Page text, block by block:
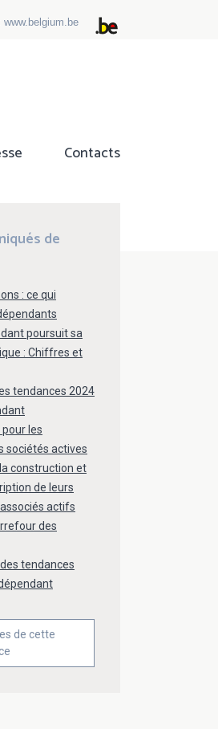
www.belgium.be
Contacts
de
: ce qui
poursuit sa
: Chiffres et
tendances 2024
les
sociétés actives
construction et
de leurs
actifs
des
tendances
de cette